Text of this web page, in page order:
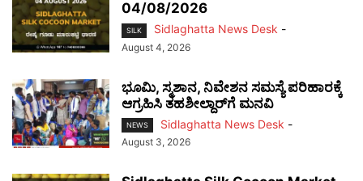
04/08/2026
SILK Sidlaghatta News Desk -
August 4, 2026
ಭೂಮಿ, ಸ್ಮಶಾನ, ನಿವೇಶನ ಸಮಸ್ಯೆ ಪರಿಹಾರಕ್ಕೆ
ಆಗ್ರಹಿಸಿ ತಹಶೀಲ್ದಾರ್‌ಗೆ ಮನವಿ
NEWS Sidlaghatta News Desk -
August 3, 2026